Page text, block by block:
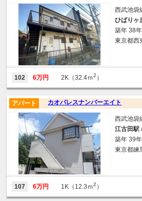
西武池袋
ひばりヶ
築年 38
東京都西
102 6万円 2K（32.4ｍ2 ）
カオパレスナンバーエイト
アパート
西武池袋
江古田駅
築年 39
東京都練
107 6万円 1K（12.3ｍ2 ）